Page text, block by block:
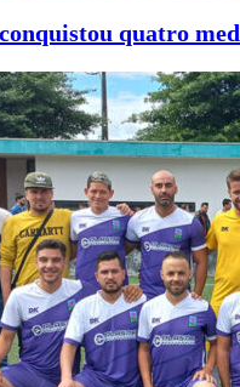
quatro